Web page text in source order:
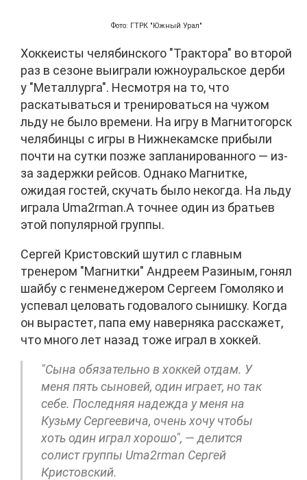
Фото: ГТРК "Южный Урал"
Хоккеисты челябинского "Трактора" во второй
раз в сезоне выиграли южноуральское дерби
у "Металлурга". Несмотря на то, что
раскатываться и тренироваться на чужом
льду не было времени. На игру в Магнитогорск
челябинцы с игры в Нижнекамске прибыли
почти на сутки позже запланированного — из-
за задержки рейсов. Однако Магнитке,
ожидая гостей, скучать было некогда. На льду
играла Uma2rman.А точнее один из братьев
этой популярной группы.
Сергей Кристовский шутил с главным
тренером "Магнитки" Андреем Разиным, гонял
шайбу с генменеджером Сергеем Гомоляко и
успевал целовать годовалого сынишку. Когда
он вырастет, папа ему наверняка расскажет,
что много лет назад тоже играл в хоккей.
"Сына обязательно в хоккей отдам. У
меня пять сыновей, один играет, но так
себе. Последняя надежда у меня на
Кузьму Сергеевича, очень хочу чтобы
хоть один играл хорошо", — делится
солист группы Uma2rman Сергей
Кристовский.